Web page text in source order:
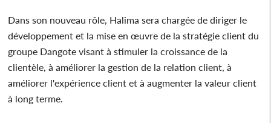
Dans son nouveau rôle, Halima sera chargée de diriger le
développement et la mise en œuvre de la stratégie client du
groupe Dangote visant à stimuler la croissance de la
clientèle, à améliorer la gestion de la relation client, à
améliorer l'expérience client et à augmenter la valeur client
à long terme.